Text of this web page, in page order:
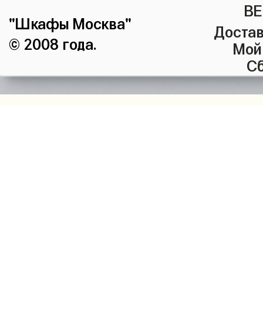
"Шкафы Москва"
© 2008 года.